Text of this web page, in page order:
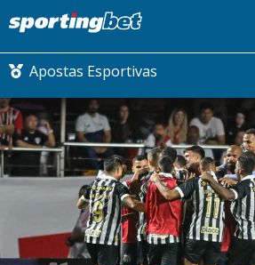
Apostas Esportivas
CONMEBOL LIBERTADORES
FUTEBOL NACIONAL
FUTEBOL INTERNACIONAL